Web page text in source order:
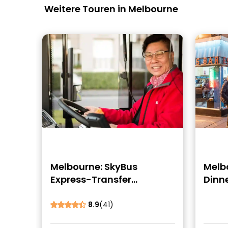
Weitere Touren in Melbourne
Melbourne: SkyBus
Express-Transfer
Stadtzentrum
8.9(41)